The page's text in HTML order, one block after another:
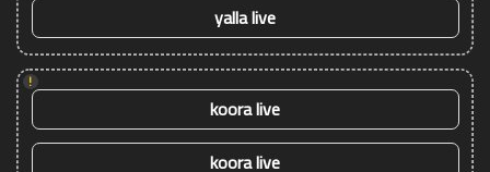
yalla live
!
koora live
koora live